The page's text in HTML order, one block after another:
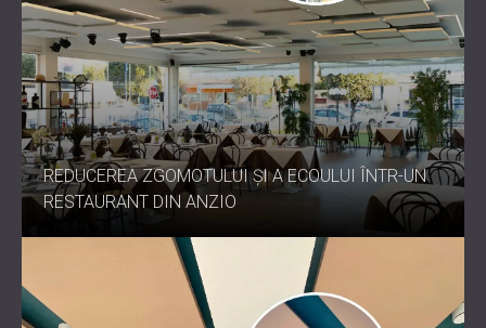
REDUCEREA ZGOMOTULUI ȘI A ECOULUI ÎNTR-UN
RESTAURANT DIN ANZIO